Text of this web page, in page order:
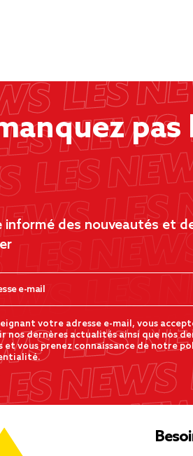
informé des nouveautés et
votre adresse e-mail, vous
nos dernères actualités ainsi que nos
et vous prenez connaissance de notre